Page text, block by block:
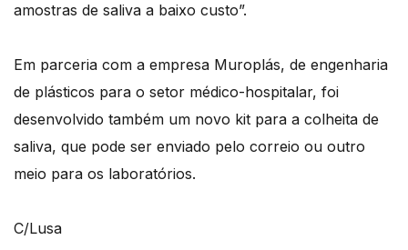
amostras de saliva a baixo custo”.
Em parceria com a empresa Muroplás, de engenharia
de plásticos para o setor médico-hospitalar, foi
desenvolvido também um novo kit para a colheita de
saliva, que pode ser enviado pelo correio ou outro
meio para os laboratórios.
C/Lusa